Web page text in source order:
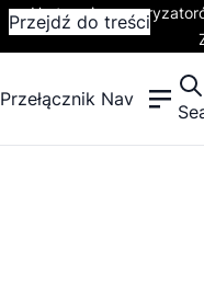
Przejdź do treści
Hurtownia
Przełącznik Nav